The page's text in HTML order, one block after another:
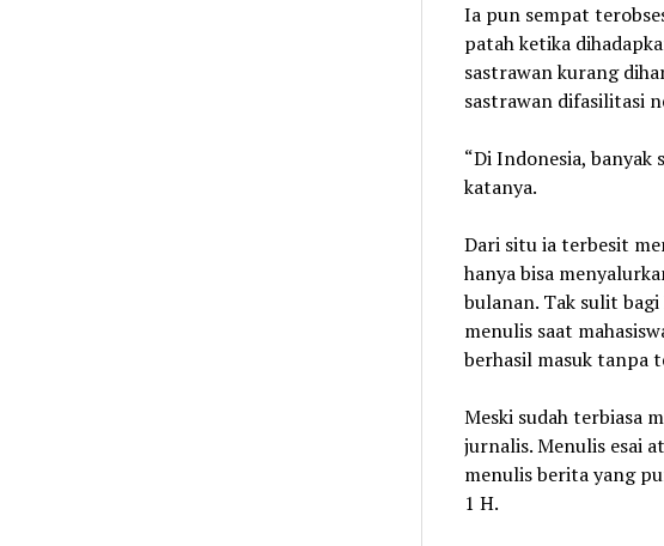
Ia pun sempat
patah ketika
sastrawan kurang
sastrawan difasilitasi
“Di Indonesia,
katanya.
Dari situ ia terbesit
hanya bisa
bulanan. Tak sulit
menulis saat
berhasil masuk tanpa
Meski sudah terbiasa
jurnalis. Menulis esai
menulis berita yang
1 H.